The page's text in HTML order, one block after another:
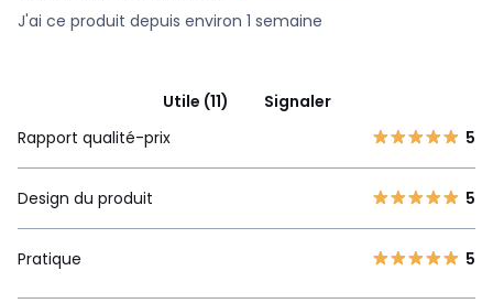
J'ai ce produit depuis environ 1 semaine
Utile (11)
Signaler
Rapport qualité-prix
5
Design du produit 5
Pratique 5